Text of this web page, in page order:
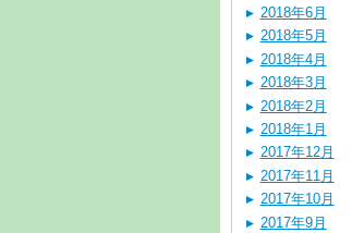
2018年6月
2018年5月
2018年4月
2018年3月
2018年2月
2018年1月
2017年12月
2017年11月
2017年10月
2017年9月